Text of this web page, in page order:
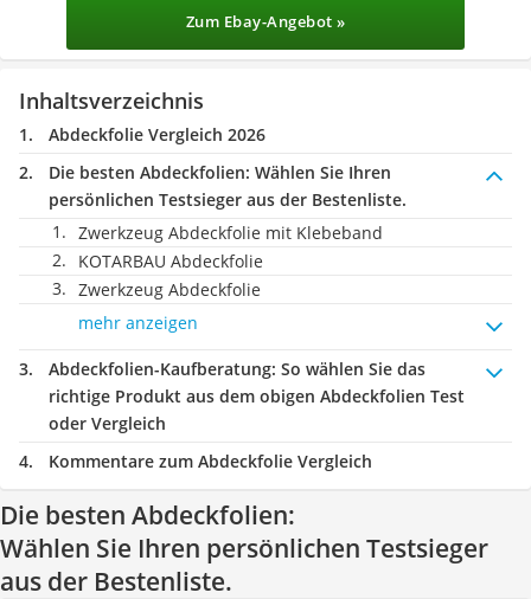
Zum Ebay-Angebot »
Inhaltsverzeichnis
Abdeckfolie Vergleich 2026
Die besten Abdeckfolien: Wählen Sie Ihren
persönlichen Testsieger aus der Bestenliste.
Zwerkzeug Abdeckfolie mit Klebeband
KOTARBAU Abdeckfolie
Zwerkzeug Abdeckfolie
mehr anzeigen
Abdeckfolien-Kaufberatung: So wählen Sie das
richtige Produkt aus dem obigen Abdeckfolien Test
oder Vergleich
Kommentare zum Abdeckfolie Vergleich
Die besten Abdeckfolien:
Wählen Sie Ihren persönlichen Testsieger
aus der Bestenliste.